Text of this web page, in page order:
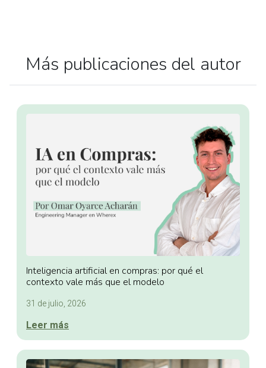
Más publicaciones del autor
Inteligencia artificial en compras: por qué el
contexto vale más que el modelo
31 de julio, 2026
Leer más